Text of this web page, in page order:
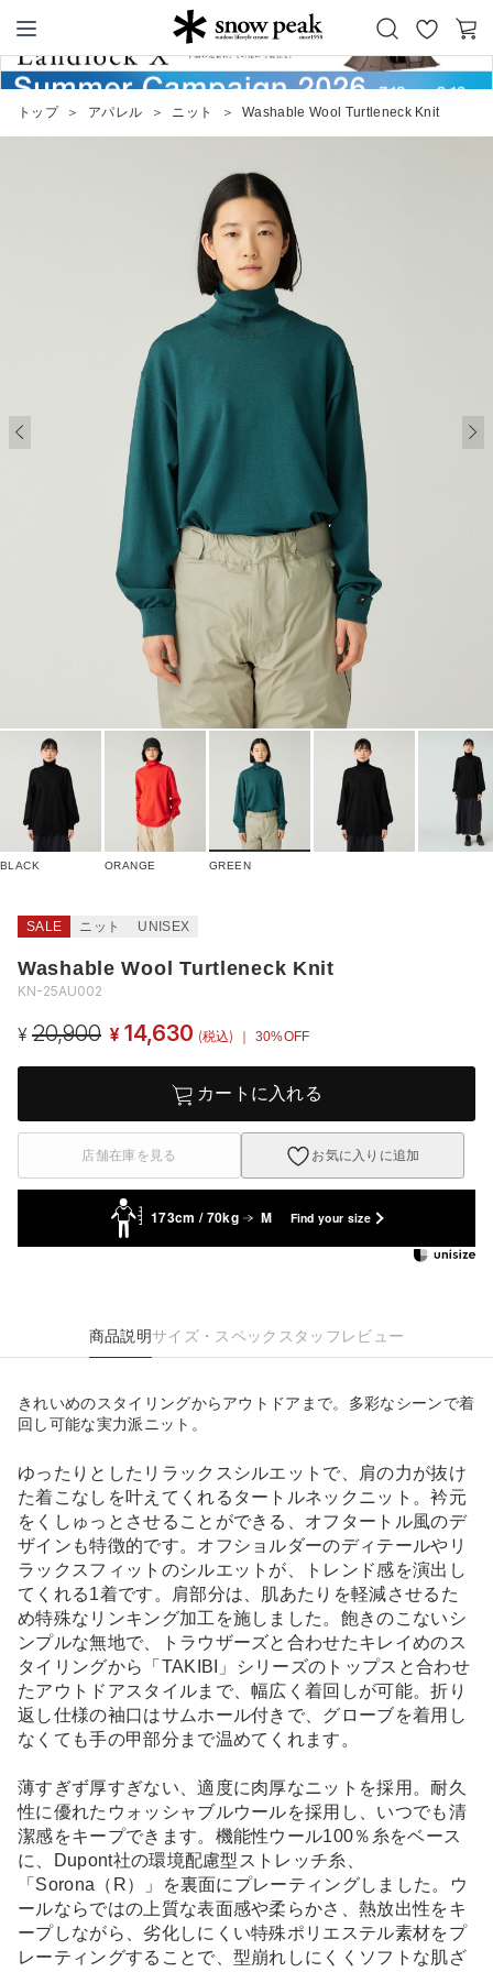
Snow Peak
お
気
カ
ー
トップ ＞ アパレル ＞ ニット ＞ Washable Wool Turtleneck Knit
BLACK ORANGE GREEN
SALE ニット UNISEX
Washable Wool Turtleneck Knit
KN-25AU002
¥ 20,900 ¥ 14,630 (税込) ｜ 30%OFF
カートに入れる
店舗在庫を見る お気に入りに追加
173cm / 70kg M Find your size
商品説明サイズ・スペック スタッフレビュー
きれいめのスタイリングからアウトドアまで。多彩なシーンで着
回し可能な実力派ニット。
ゆったりとしたリラックスシルエットで、肩の力が抜け
た着こなしを叶えてくれるタートルネックニット。衿元
をくしゅっとさせることができる、オフタートル風のデ
ザインも特徴的です。オフショルダーのディテールやリ
ラックスフィットのシルエットが、トレンド感を演出し
てくれる1着です。肩部分は、肌あたりを軽減させるた
め特殊なリンキング加工を施しました。飽きのこないシ
ンプルな無地で、トラウザーズと合わせたキレイめのス
タイリングから「TAKIBI」シリーズのトップスと合わせ
たアウトドアスタイルまで、幅広く着回しが可能。折り
返し仕様の袖口はサムホール付きで、グローブを着用し
なくても手の甲部分まで温めてくれます。
薄すぎず厚すぎない、適度に肉厚なニットを採用。耐久
性に優れたウォッシャブルウールを採用し、いつでも清
潔感をキープできます。機能性ウール100％糸をベース
に、Dupont社の環境配慮型ストレッチ糸、
「Sorona（R）」を裏面にプレーティングしました。ウ
ールならではの上質な表面感や柔らかさ、熱放出性をキ
ープしながら、劣化しにくい特殊ポリエステル素材をプ
レーティングすることで、型崩れしにくくソフトな肌ざ